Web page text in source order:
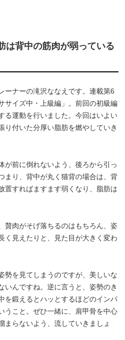
は背中の筋肉が弱っている
ナーの滝沢ななえです。連載第6
サイズ中・上級編」。前回の初級編
る運動を行いました。今回はいよい
り付いた分厚い脂肪を燃やしていき
前に倒れないよう、後ろから引っ
まり、背中が丸く猫背の場合は、背
置すればますます弱くなり、脂肪は
贅肉がそげ落ちるのはもちろん、姿
く見えたりと、見た目が大きく変わ
を見てしまうのですが、美しいな
いんですね。逆に言うと、姿勢のき
を鍛えるとハッとするほどのインパ
うこと。ぜひ一緒に、肩甲骨を中心
まらないよう、流していきましょ